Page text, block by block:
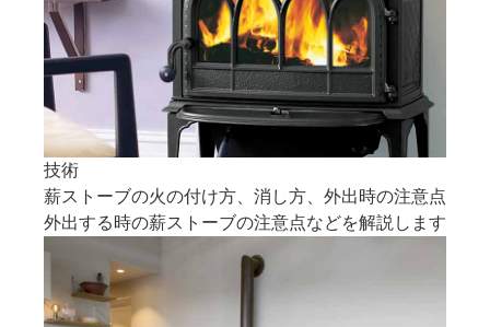
技術
薪ストーブの火の付け方、消し方、外出時の注意点
外出する時の薪ストーブの注意点などを解説します